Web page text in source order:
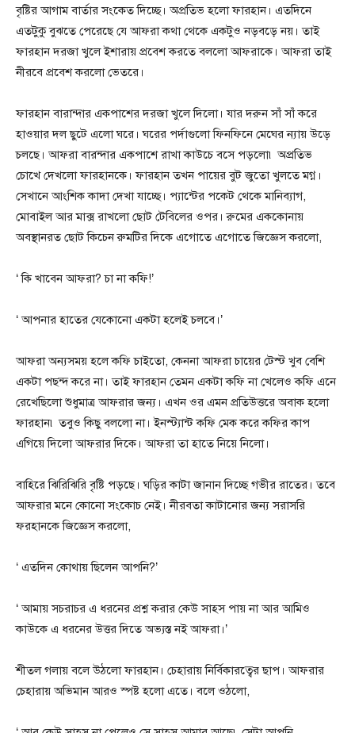
বৃষ্টির আগাম বার্তার সংকেত দিচ্ছে। অপ্রতিভ হলো ফারহান। এতদিনে
এতটুকু বুঝতে পেরেছে যে আফরা কথা থেকে একটুও নড়বড়ে নয়। তাই
ফারহান দরজা খুলে ইশারায় প্রবেশ করতে বললো আফরাকে। আফরা তাই
নীরবে প্রবেশ করলো ভেতরে।
ফারহান বারান্দার একপাশের দরজা খুলে দিলো। যার দরুন সাঁ সাঁ করে
হাওয়ার দল ছুটে এলো ঘরে। ঘরের পর্দাগুলো ফিনফিনে মেঘের ন্যায় উড়ে
চলছে। আফরা বারন্দার একপাশে রাখা কাউচে বসে পড়লো৷ অপ্রতিভ
চোখে দেখলো ফারহানকে। ফারহান তখন পায়ের বুট জুতো খুলতে মগ্ন।
সেখানে আংশিক কাদা দেখা যাচ্ছে। প্যান্টের পকেট থেকে মানিব্যাগ,
মোবাইল আর মাক্স রাখলো ছোট টেবিলের ওপর। রুমের এককোনায়
অবস্থানরত ছোট কিচেন রুমটির দিকে এগোতে এগোতে জিজ্ঞেস করলো,
‘ কি খাবেন আফরা? চা না কফি!’
‘ আপনার হাতের যেকোনো একটা হলেই চলবে।’
আফরা অন্যসময় হলে কফি চাইতো, কেননা আফরা চায়ের টেস্ট খুব বেশি
একটা পছন্দ করে না। তাই ফারহান তেমন একটা কফি না খেলেও কফি এনে
রেখেছিলো শুধুমাত্র আফরার জন্য। এখন ওর এমন প্রতিউত্তরে অবাক হলো
ফারহান৷ তবুও কিছু বললো না। ইনস্ট্যান্ট কফি মেক করে কফির কাপ
এগিয়ে দিলো আফরার দিকে। আফরা তা হাতে নিয়ে নিলো।
বাহিরে ঝিরিঝিরি বৃষ্টি পড়ছে। ঘড়ির কাটা জানান দিচ্ছে গভীর রাতের। তবে
আফরার মনে কোনো সংকোচ নেই। নীরবতা কাটানোর জন্য সরাসরি
ফরহানকে জিজ্ঞেস করলো,
‘ এতদিন কোথায় ছিলেন আপনি?’
‘ আমায় সচরাচর এ ধরনের প্রশ্ন করার কেউ সাহস পায় না আর আমিও
কাউকে এ ধরনের উত্তর দিতে অভ্যস্ত নই আফরা।’
শীতল গলায় বলে উঠলো ফারহান। চেহারায় নির্বিকারত্বের ছাপ। আফরার
চেহারায় অভিমান আরও স্পষ্ট হলো এতে। বলে ওঠলো,